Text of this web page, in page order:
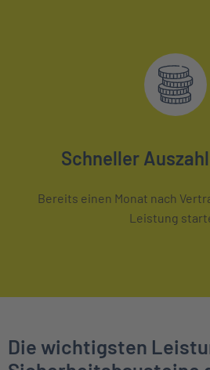
Schneller
Bereits einen Monat nach
Leistung
Die wichtigsten